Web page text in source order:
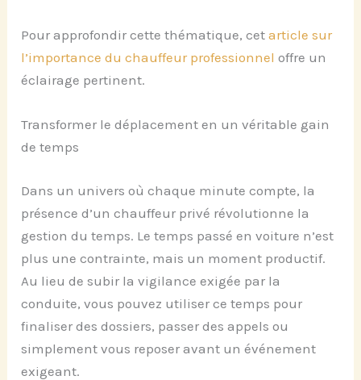
Pour approfondir cette thématique, cetarticle sur
l’importance du chauffeur professionnel offre un
éclairage pertinent.
Transformer le déplacement en un véritable gain
de temps
Dans un univers où chaque minute compte, la
présence d’un chauffeur privé révolutionne la
gestion du temps. Le temps passé en voiture n’est
plus une contrainte, mais un moment productif.
Au lieu de subir la vigilance exigée par la
conduite, vous pouvez utiliser ce temps pour
finaliser des dossiers, passer des appels ou
simplement vous reposer avant un événement
exigeant.